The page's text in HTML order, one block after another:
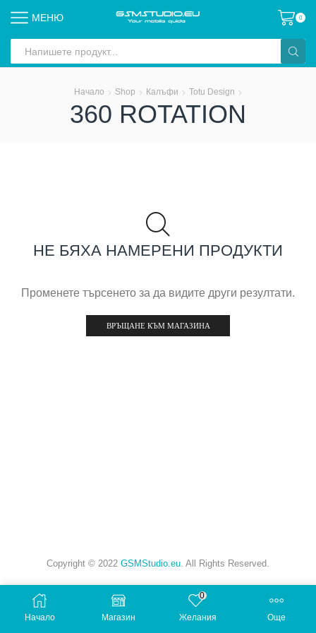
МЕНЮ 0
input
Начало Shop Калъфи Totu Design
360 ROTATION
НЕ БЯХА НАМЕРЕНИ ПРОДУКТИ
Променете търсенето за да видите други резултати.
ВРЪЩАНЕ КЪМ МАГАЗИНА
Copyright © 2022 GSMStudio.eu. All Rights Reserved.
Начало Магазин
0
Желания Още